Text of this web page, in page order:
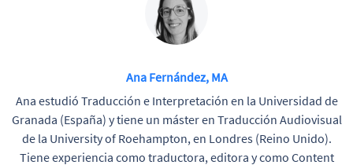
Ana Fernández, MA
Ana estudió Traducción e Interpretación en la Universidad de
Granada (España) y tiene un máster en Traducción Audiovisual
de la University of Roehampton, en Londres (Reino Unido).
Tiene experiencia como traductora, editora y como Content